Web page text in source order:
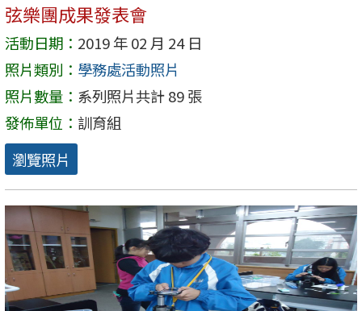
弦樂團成果發表會
活動日期： 2019 年 02 月 24 日
照片類別： 學務處活動照片
照片數量： 系列照片共計 89 張
發佈單位： 訓育組
瀏覽照片